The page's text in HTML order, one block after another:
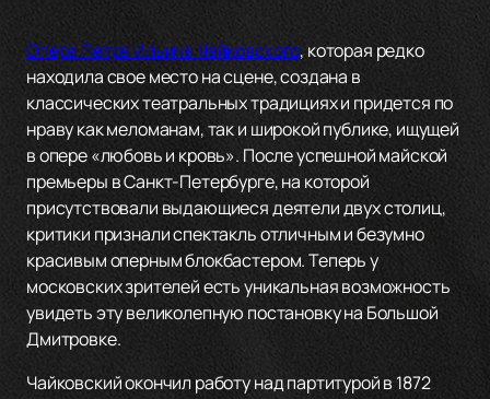
Опера Петра Ильича Чайковского, которая редко
находила свое место на сцене, создана в
классических театральных традициях и придется по
нраву как меломанам, так и широкой публике, ищущей
в опере «любовь и кровь». После успешной майской
премьеры в Санкт-Петербурге, на которой
присутствовали выдающиеся деятели двух столиц,
критики признали спектакль отличным и безумно
красивым оперным блокбастером. Теперь у
московских зрителей есть уникальная возможность
увидеть эту великолепную постановку на Большой
Дмитровке.
Чайковский окончил работу над партитурой в 1872